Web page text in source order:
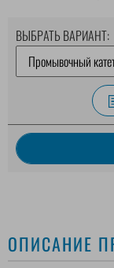
ВЫБРАТЬ ВАРИАНТ:
ОПИСАНИЕ